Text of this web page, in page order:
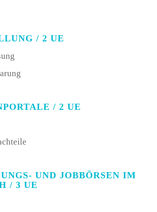
/ 2 UE
/ 2 UE
UND JOBBÖRSEN IM
/ 3 UE